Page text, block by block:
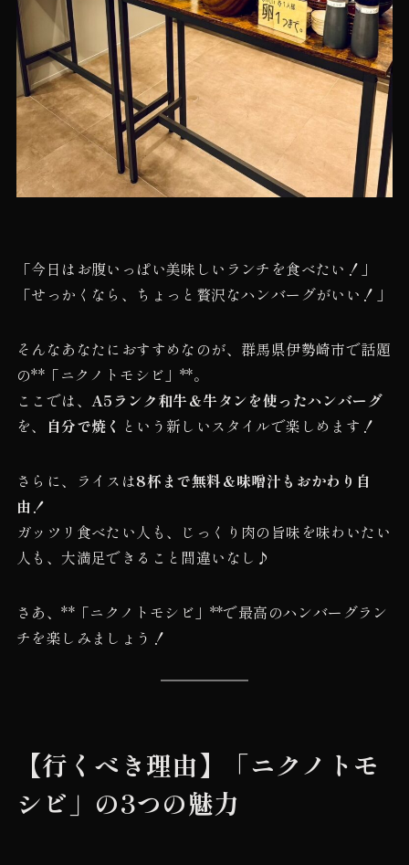
「今日はお腹いっぱい美味しいランチを食べたい！」
「せっかくなら、ちょっと贅沢なハンバーグがいい！」
そんなあなたにおすすめなのが、群馬県伊勢崎市で話題
の**「ニクノトモシビ」**。
ここでは、 A5ランク和牛＆牛タンを使ったハンバーグ
を、
自分で焼く という新しいスタイルで楽しめます！
さらに、ライスは8杯まで無料＆味噌汁もおかわり自
由！
ガッツリ食べたい人も、じっくり肉の旨味を味わいたい
人も、大満足できること間違いなし♪
さあ、**「ニクノトモシビ」**で最高のハンバーグラン
チを楽しみましょう！
【行くべき理由】「ニクノトモ
シビ」の3つの魅力